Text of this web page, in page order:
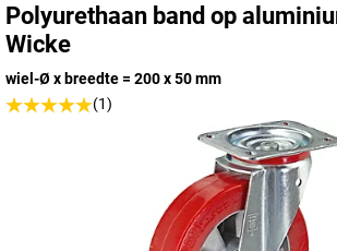
Polyurethaan band op
Wicke
wiel-Ø x breedte = 200 x 50 mm
(1)